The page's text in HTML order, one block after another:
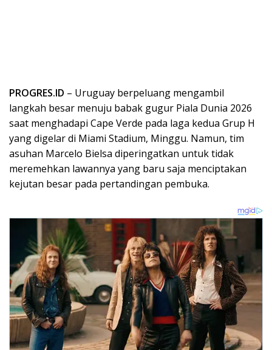
PROGRES.ID – Uruguay berpeluang mengambil
langkah besar menuju babak gugur Piala Dunia 2026
saat menghadapi Cape Verde pada laga kedua Grup H
yang digelar di Miami Stadium, Minggu. Namun, tim
asuhan Marcelo Bielsa diperingatkan untuk tidak
meremehkan lawannya yang baru saja menciptakan
kejutan besar pada pertandingan pembuka.